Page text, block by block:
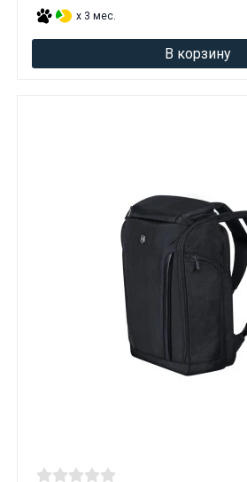
x 3 мес.
В корзину